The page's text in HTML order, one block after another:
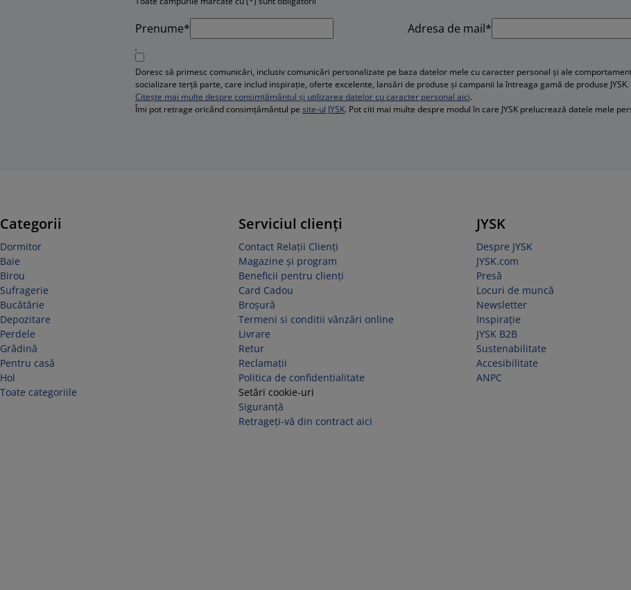
Prenume* Adresa de mail*
Doresc să primesc comunicări, inclusiv comunicări personalizate pe baza datelor mele cu caracter personal și ale
socializare terță parte, care includ inspirație, oferte excelente, lansări de produse și campanii la întreaga gamă de produse JYSK.
Citește mai multe despre consimțământul și utilizarea datelor cu caracter personal aici.
Îmi pot retrage oricând consimțământul pe site-ul JYSK. Pot citi mai multe despre modul în care JYSK prelucrează datele mele
Categorii
Dormitor
Baie
Birou
Sufragerie
Bucătărie
Depozitare
Perdele
Grădină
Pentru casă
Hol
Toate categoriile
Serviciul clienți
Contact Relații Clienți
Magazine și program
Beneficii pentru clienți
Card Cadou
Broșură
Termeni si conditii vânzări online
Livrare
Retur
Reclamaţii
Politica de confidentialitate
Setări cookie-uri
Siguranță
Retrageți-vă din contract aici
JYSK
Despre JYSK
JYSK.com
Presă
Locuri de muncă
Newsletter
Inspirație
JYSK B2B
Sustenabilitate
Accesibilitate
ANPC